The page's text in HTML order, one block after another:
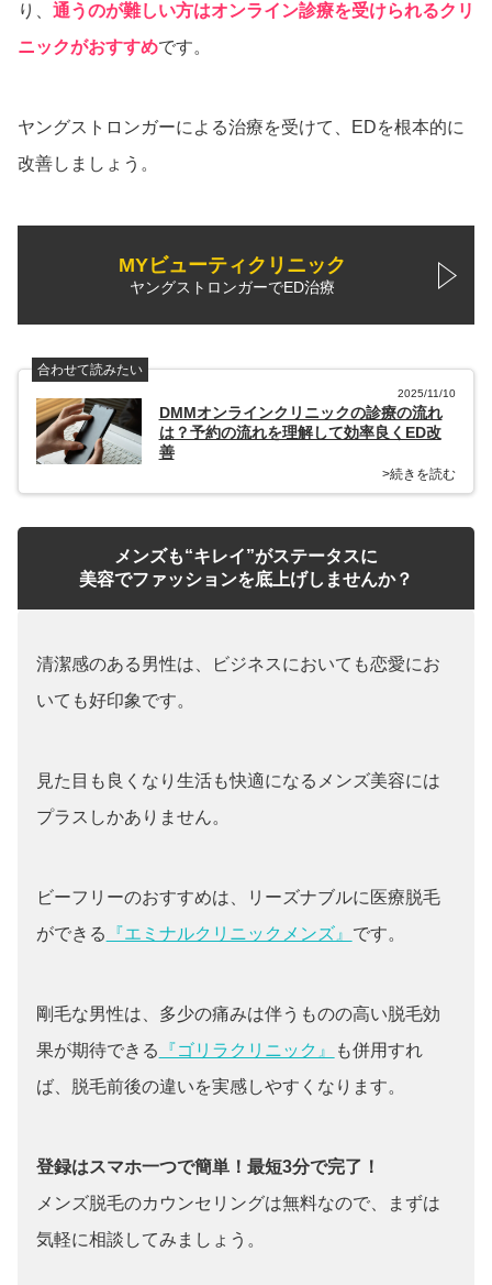
り、 通うのが難しい方はオンライン診療を受けられるクリ
ニックがおすすめです。
ヤングストロンガーによる治療を受けて、EDを根本的に
改善しましょう。
MYビューティクリニック
ヤングストロンガーでED治療
合わせて読みたい
2025/11/10
DMMオンラインクリニックの診療の流れ
は？予約の流れを理解して効率良くED改
善
>続きを読む
メンズも“キレイ”がステータスに
美容でファッションを底上げしませんか？
清潔感のある男性は、ビジネスにおいても恋愛にお
いても好印象です。
見た目も良くなり生活も快適になるメンズ美容には
プラスしかありません。
ビーフリーのおすすめは、リーズナブルに医療脱毛
ができる 『エミナルクリニックメンズ』 です。
剛毛な男性は、多少の痛みは伴うものの高い脱毛効
果が期待できる 『ゴリラクリニック』
も併用すれ
ば、脱毛前後の違いを実感しやすくなります。
登録はスマホ一つで簡単！最短3分で完了！
メンズ脱毛のカウンセリングは無料なので、まずは
気軽に相談してみましょう。